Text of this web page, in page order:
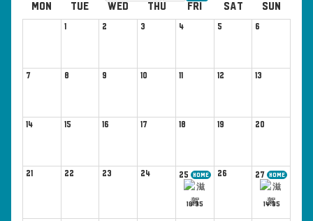
MON
TUE WED THU FRI SAT SUN
1 2 3 4 5 6
7 8 9 10 11 12 13
14 15 16 17 18 19 20
21 22 23 24 25 HOME
18:35
26 27 HOME
14:35